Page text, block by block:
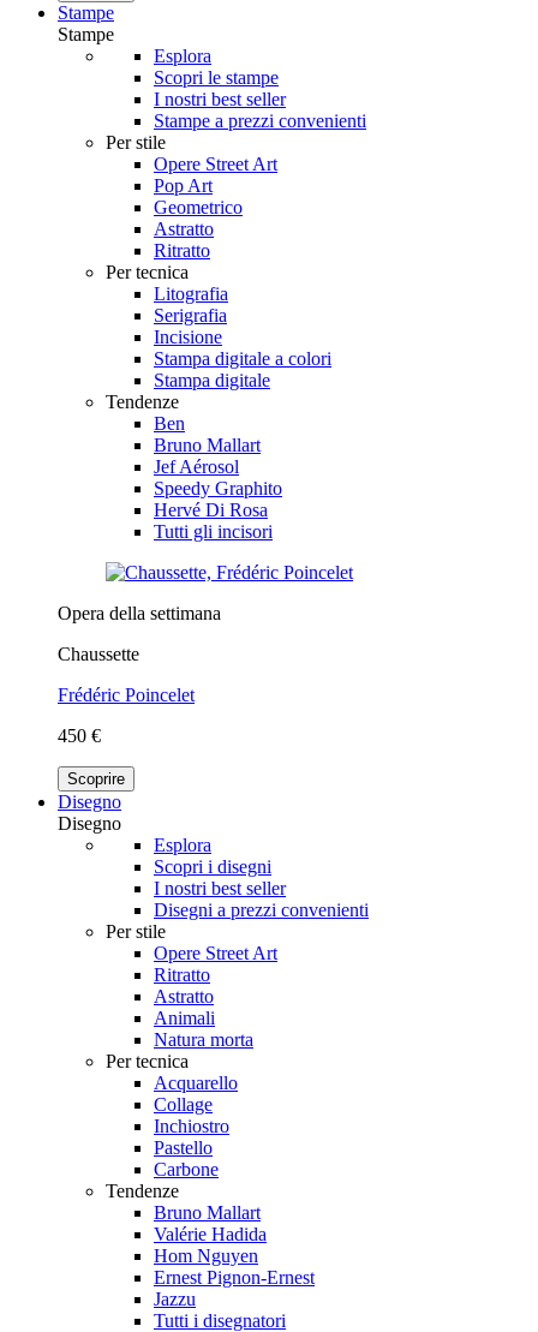
Stampe
Stampe
Esplora
Scopri le stampe
I nostri best seller
Stampe a prezzi convenienti
Per stile
Opere Street Art
Pop Art
Geometrico
Astratto
Ritratto
Per tecnica
Litografia
Serigrafia
Incisione
Stampa digitale a colori
Stampa digitale
Tendenze
Ben
Bruno Mallart
Jef Aérosol
Speedy Graphito
Hervé Di Rosa
Tutti gli incisori
Opera della settimana
Chaussette
Frédéric Poincelet
450 €
Scoprire
Disegno
Disegno
Esplora
Scopri i disegni
I nostri best seller
Disegni a prezzi convenienti
Per stile
Opere Street Art
Ritratto
Astratto
Animali
Natura morta
Per tecnica
Acquarello
Collage
Inchiostro
Pastello
Carbone
Tendenze
Bruno Mallart
Valérie Hadida
Hom Nguyen
Ernest Pignon-Ernest
Jazzu
Tutti i disegnatori